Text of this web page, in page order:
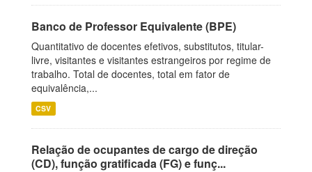
Banco de Professor Equivalente (BPE)
Quantitativo de docentes efetivos, substitutos, titular-
livre, visitantes e visitantes estrangeiros por regime de
trabalho. Total de docentes, total em fator de
equivalência,...
CSV
Relação de ocupantes de cargo de direção
(CD), função gratificada (FG) e funç...